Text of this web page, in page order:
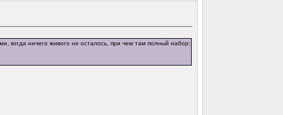
когда ничего живого не осталось, при чем там полный набор: